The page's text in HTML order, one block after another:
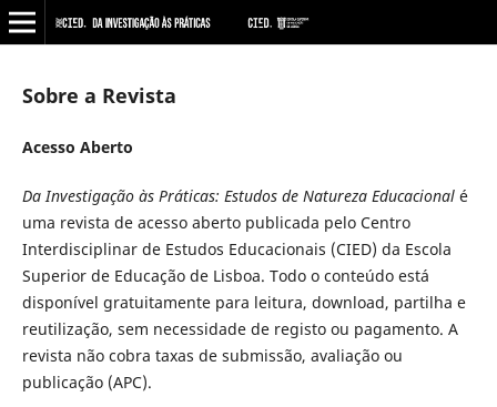
Sobre a Revista
Acesso Aberto
Da Investigação às Práticas: Estudos de Natureza Educacionalé
uma revista de acesso aberto publicada pelo Centro
Interdisciplinar de Estudos Educacionais (CIED) da Escola
Superior de Educação de Lisboa. Todo o conteúdo está
disponível gratuitamente para leitura, download, partilha e
reutilização, sem necessidade de registo ou pagamento. A
revista não cobra taxas de submissão, avaliação ou
publicação (APC).